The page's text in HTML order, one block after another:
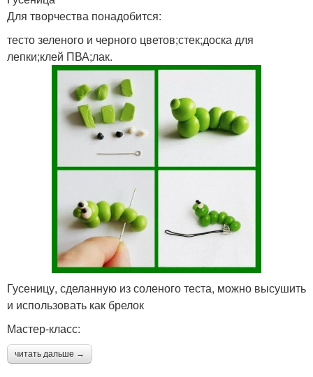
Для творчества понадобится:
тесто зеленого и черного цветов;стек;доска для
лепки;клей ПВА;лак.
Гусеницу, сделанную из соленого теста, можно высушить
и использовать как брелок
Мастер-класс:
читать дальше →